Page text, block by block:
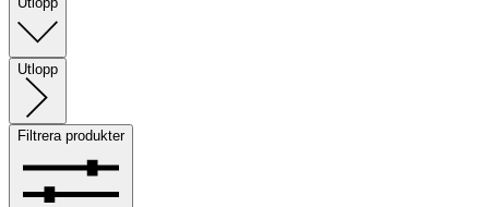
Utlopp
Filtrera produkter